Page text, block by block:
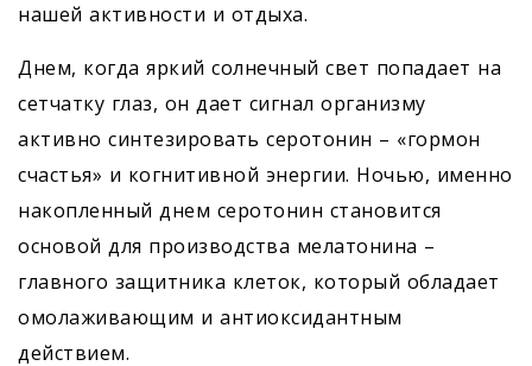
нашей активности и отдыха.
Днем, когда яркий солнечный свет попадает на
сетчатку глаз, он дает сигнал организму
активно синтезировать серотонин – «гормон
счастья» и когнитивной энергии. Ночью, именно
накопленный днем серотонин становится
основой для производства мелатонина –
главного защитника клеток, который обладает
омолаживающим и антиоксидантным
действием.